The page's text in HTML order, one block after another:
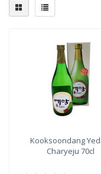
Kooksoondang
Charyeju 70cl